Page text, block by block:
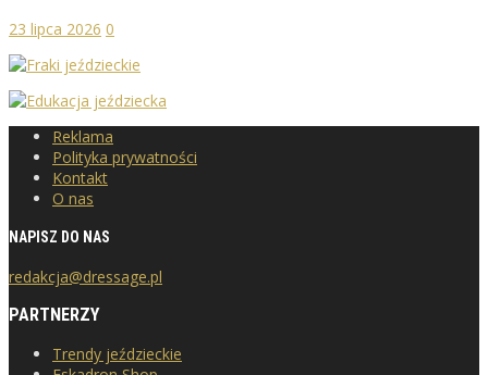
23 lipca 2026 0
Reklama
Polityka prywatności
Kontakt
O nas
NAPISZ DO NAS
redakcja@dressage.pl
PARTNERZY
Trendy jeździeckie